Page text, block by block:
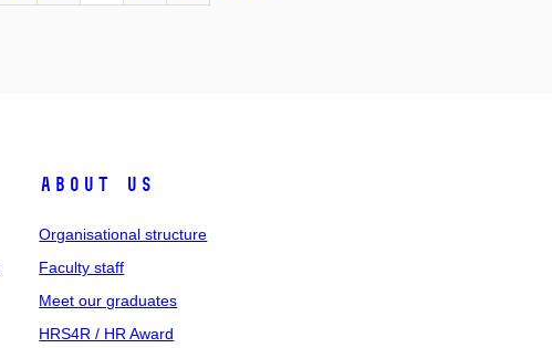
About us
Organisational structure
Faculty staff
Meet our graduates
HRS4R / HR Award